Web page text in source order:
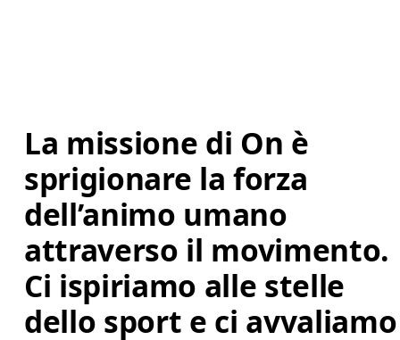
La missione di On è
sprigionare la forza
dell’animo umano
attraverso il movimento.
Ci ispiriamo alle stelle
dello sport e ci